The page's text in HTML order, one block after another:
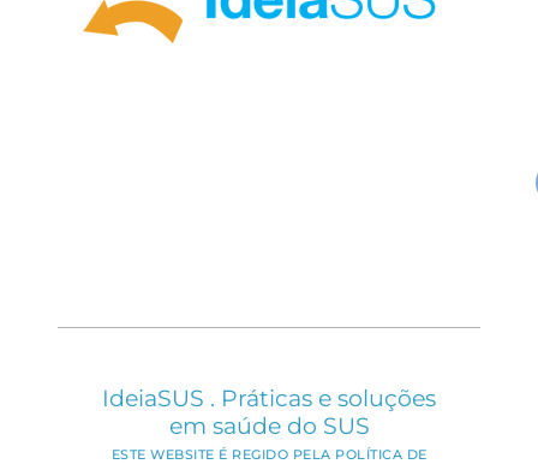
IdeiaSUS . Práticas e soluções
em saúde do SUS
ESTE WEBSITE É REGIDO PELA POLÍTICA DE